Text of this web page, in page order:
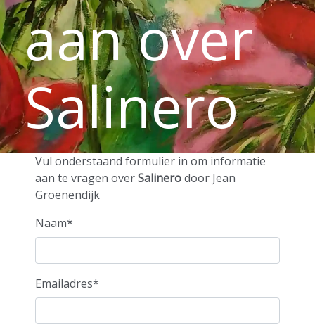
aan over
Salinero
door Jean
Vul onderstaand formulier in om informatie
aan te vragen overSalinerodoor Jean
Groenendijk
Naam*
Emailadres*